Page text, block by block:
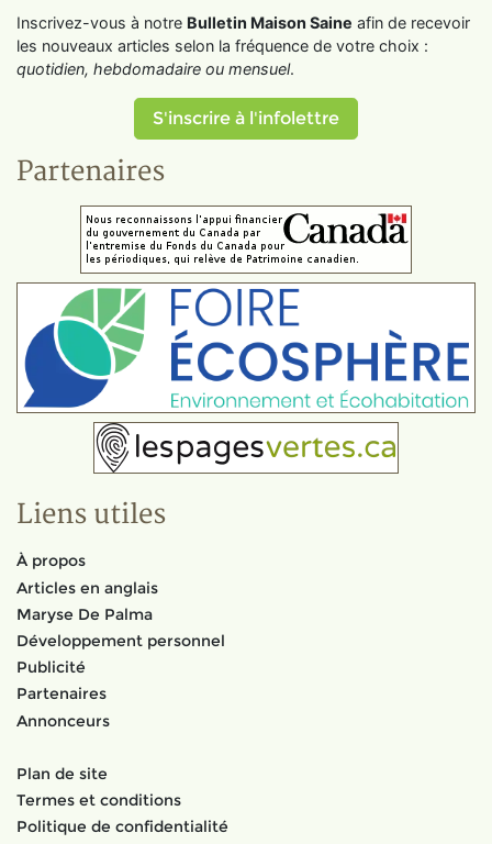
Inscrivez-vous à notre Bulletin Maison Saine afin de recevoir
les nouveaux articles selon la fréquence de votre choix :
quotidien, hebdomadaire ou mensuel.
S'inscrire à l'infolettre
Partenaires
Liens utiles
À propos
Articles en anglais
Maryse De Palma
Développement personnel
Publicité
Partenaires
Annonceurs
Plan de site
Termes et conditions
Politique de confidentialité